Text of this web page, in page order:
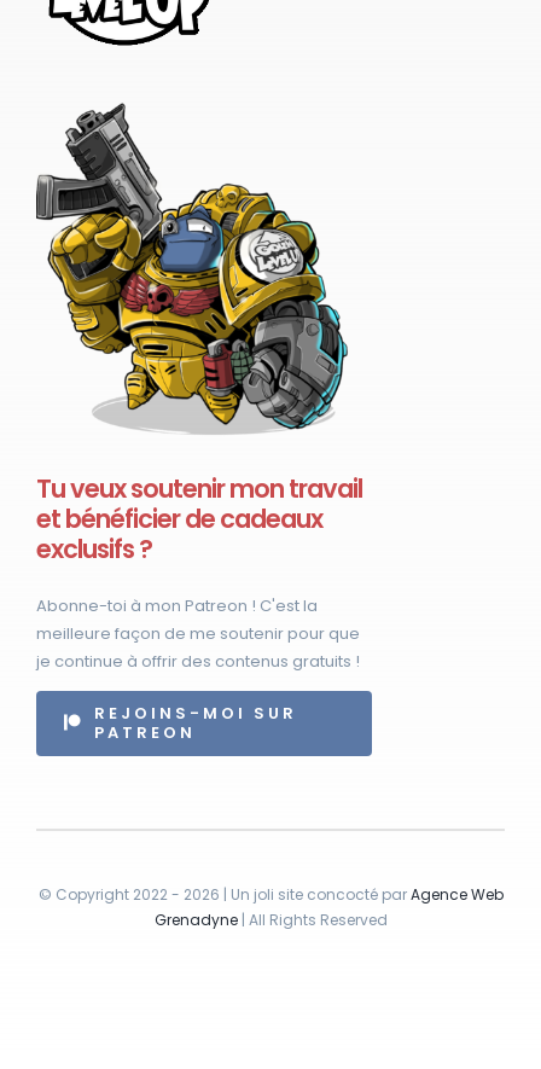
Tu veux soutenir mon travail
et bénéficier de cadeaux
exclusifs ?
Abonne-toi à mon Patreon ! C'est la
meilleure façon de me soutenir pour que
je continue à offrir des contenus gratuits !
REJOINS-MOI SUR
PATREON
© Copyright 2022 - 2026 | Un joli site concocté parAgence Web
Grenadyne| All Rights Reserved